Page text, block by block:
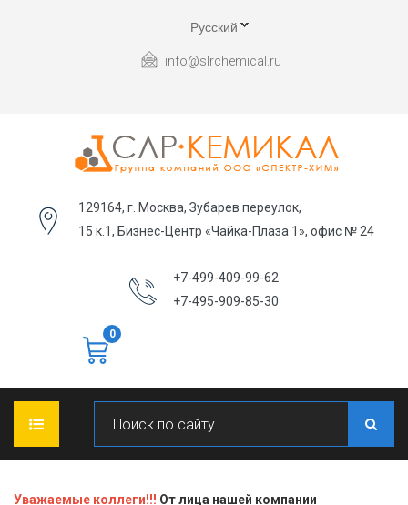
Русский
info@slrchemical.ru
129164, г. Москва, Зубарев переулок,
15 к.1, Бизнес-Центр «Чайка-Плаза 1», офис № 24
+7-499-409-99-62
+7-495-909-85-30
0
Уважаемые коллеги!!! От лица нашей компании